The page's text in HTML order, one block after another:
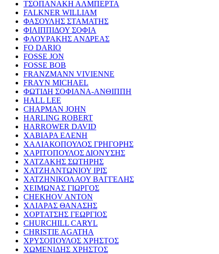
ΤΣΟΠΑΝΑΚΗ ΑΛΜΠΕΡΤΑ
FALKNER WILLIAM
ΦΑΣΟΥΛΗΣ ΣΤΑΜΑΤΗΣ
ΦΙΛΙΠΠΙΔΟΥ ΣΟΦΙΑ
ΦΛΟΥΡΑΚΗΣ ΑΝΔΡΕΑΣ
FO DARIO
FOSSE JON
FOSSE BOB
FRANZMANN VIVIENNE
FRAYN MICHAEL
ΦΩΤΙΔΗ ΣΟΦΙΑΝΑ-ΑΝΘΙΠΠΗ
HALL LEE
CHAPMAN JOHN
HARLING ROBERT
HARROWER DAVID
ΧΑΒΙΑΡΑ ΕΛΕΝΗ
ΧΑΛΙΑΚΟΠΟΥΛΟΣ ΓΡΗΓΟΡΗΣ
ΧΑΡΙΤΟΠΟΥΛΟΣ ΔΙΟΝΥΣΗΣ
ΧΑΤΖΑΚΗΣ ΣΩΤΗΡΗΣ
ΧΑΤΖΗΑΝΤΩΝΙΟΥ ΙΡΙΣ
ΧΑΤΖΗΝΙΚΟΛΑΟΥ ΒΑΓΓΕΛΗΣ
ΧΕΙΜΩΝΑΣ ΓΙΩΡΓΟΣ
CHEKHOV ANTON
ΧΛΙΑΡΑΣ ΘΑΝΑΣΗΣ
ΧΟΡΤΑΤΣΗΣ ΓΕΩΡΓΙΟΣ
CHURCHILL CARYL
CHRISTIE AGATHA
ΧΡΥΣΟΠΟΥΛΟΣ ΧΡΗΣΤΟΣ
ΧΩΜΕΝΙΔΗΣ ΧΡΗΣΤΟΣ